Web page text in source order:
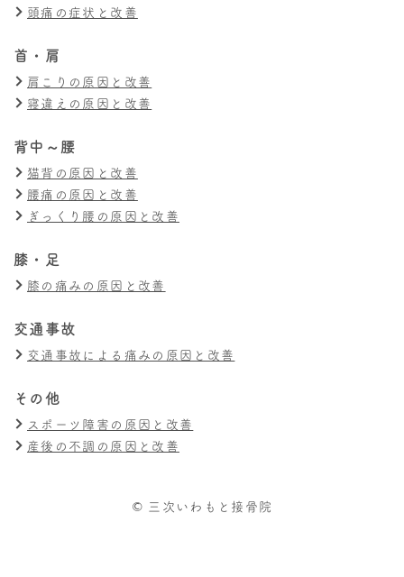
頭痛の症状と改善
首・肩
肩こりの原因と改善
寝違えの原因と改善
背中～腰
猫背の原因と改善
腰痛の原因と改善
ぎっくり腰の原因と改善
膝・足
膝の痛みの原因と改善
交通事故
交通事故による痛みの原因と改善
その他
スポーツ障害の原因と改善
産後の不調の原因と改善
© 三次いわもと接骨院